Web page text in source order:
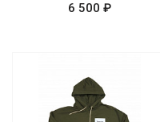
6 500 ₽